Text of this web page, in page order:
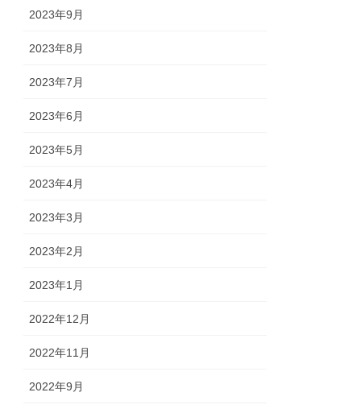
2023年9月
2023年8月
2023年7月
2023年6月
2023年5月
2023年4月
2023年3月
2023年2月
2023年1月
2022年12月
2022年11月
2022年9月